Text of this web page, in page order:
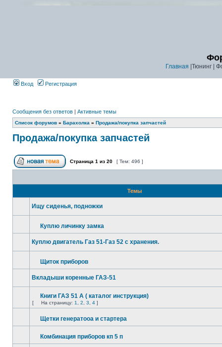
Главная |Тюнинг |
Вход Регистрация
Сообщения без ответов | Активные темы
Список форумов » Барахолка » Продажа/покупка запчастей
Продажа/покупка запчастей
Страница 1 из 20 [ Тем: 496 ]
Темы
Ищу сиденья, подножки
Куплю личинку замка
Куплю двигатель Газ 51-Газ 52 с хранения.
Щиток приборов
Вкладыши коренные ГАЗ-51
Книги ГАЗ 51 А ( каталог инструкция)
[ На страницу: 1 2 3 4 ]
Щетки генератооа и стартера
Комбинация приборов кп 5 п